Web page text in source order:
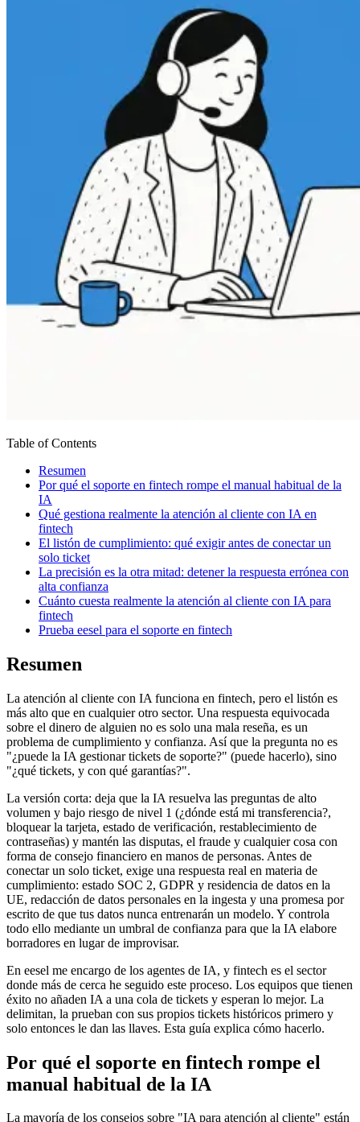
Table of Contents
Resumen
Por qué el soporte en fintech rompe el manual habitual de la
IA
Qué gestiona realmente la atención al cliente con IA en
fintech
El listón de cumplimiento: qué exigir antes de conectar un
solo ticket
La precisión es la otra mitad: detener la respuesta errónea con
alta confianza
Cuánto cuesta realmente la atención al cliente con IA para
fintech
Prueba eesel para el soporte en fintech
Resumen
La atención al cliente con IA funciona en fintech, pero el listón es
más alto que en cualquier otro sector. Una respuesta equivocada
sobre el dinero de alguien no es solo una mala reseña, es un
problema de cumplimiento y confianza. Así que la pregunta no es
"¿puede la IA gestionar tickets de soporte?" (puede hacerlo), sino
"¿qué tickets, y con qué garantías?".
La versión corta: deja que la IA resuelva las preguntas de alto
volumen y bajo riesgo de nivel 1 (¿dónde está mi transferencia?,
bloquear la tarjeta, estado de verificación, restablecimiento de
contraseñas) y mantén las disputas, el fraude y cualquier cosa con
forma de consejo financiero en manos de personas. Antes de
conectar un solo ticket, exige una respuesta real en materia de
cumplimiento: estado SOC 2, GDPR y residencia de datos en la
UE, redacción de datos personales en la ingesta y una promesa por
escrito de que tus datos nunca entrenarán un modelo. Y controla
todo ello mediante un umbral de confianza para que la IA elabore
borradores en lugar de improvisar.
En eesel me encargo de los agentes de IA, y fintech es el sector
donde más de cerca he seguido este proceso. Los equipos que tienen
éxito no añaden IA a una cola de tickets y esperan lo mejor. La
delimitan, la prueban con sus propios tickets históricos primero y
solo entonces le dan las llaves. Esta guía explica cómo hacerlo.
Por qué el soporte en fintech rompe el
manual habitual de la IA
La mayoría de los consejos sobre "IA para atención al cliente" están